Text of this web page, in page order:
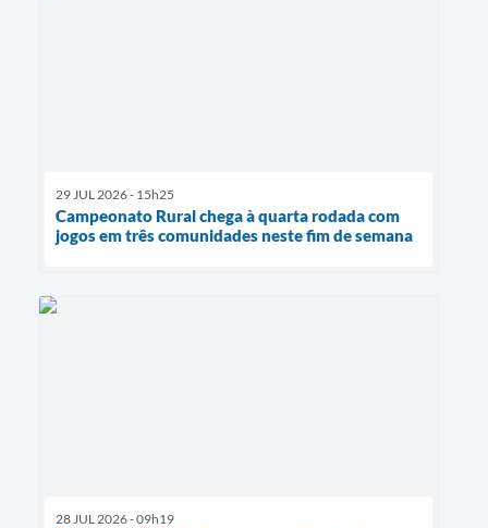
29 JUL 2026 - 15h25
Campeonato Rural chega à quarta rodada com
jogos em três comunidades neste fim de semana
28 JUL 2026 - 09h19